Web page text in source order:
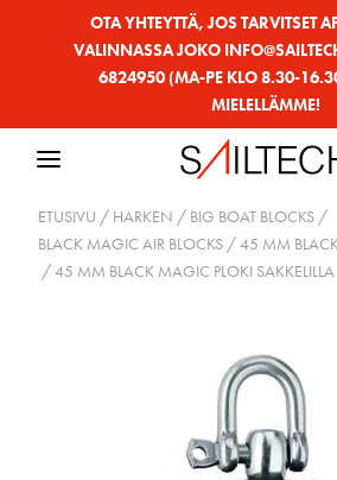
OTA YHTEYTTÄ, JOS TARVITSET
VALINNASSA JOKO
6824950 (MA-PE KLO 8.30-
MIELELLÄMME!
ETUSIVU / HARKEN / BIG BOAT BLOCKS /
BLACK MAGIC AIR BLOCKS /45 MM
/ 45 MM BLACK MAGIC PLOKI SAKKELILLA